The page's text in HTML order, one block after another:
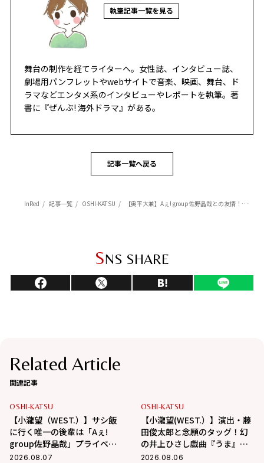
執筆記事一覧を見る
舞台の制作を経てライターへ。女性誌、インタビュー誌、
劇場用パンフレットやwebサイトで音楽、映画、舞台、ド
ラマなどエンタメ系のインタビューやレポートを執筆。著
書に『ぜんぶ! 海外ドラマ』がある。
記事一覧へ戻る
InRed 記事一覧 OSHI-KATSU 【奥平大兼】Aぇ! group佐野晶哉との友情！仲良しエピソードが微笑ましい！【インタビュー】
SNS SHARE
Related Article
関連記事
OSHI-KATSU
【小瀧望（WEST.）】サシ飯
に行く唯一の後輩は「Aぇ!
group佐野晶哉」プライベー
トな交友録を告白
2026.08.07
OSHI-KATSU
【小瀧望(WEST.）】演出・藤
田俊太郎と念願のタッグ！幻
の井上ひさし戯曲『うま』で
演じる“爽快な悪人”の魅力と
2026.08.06